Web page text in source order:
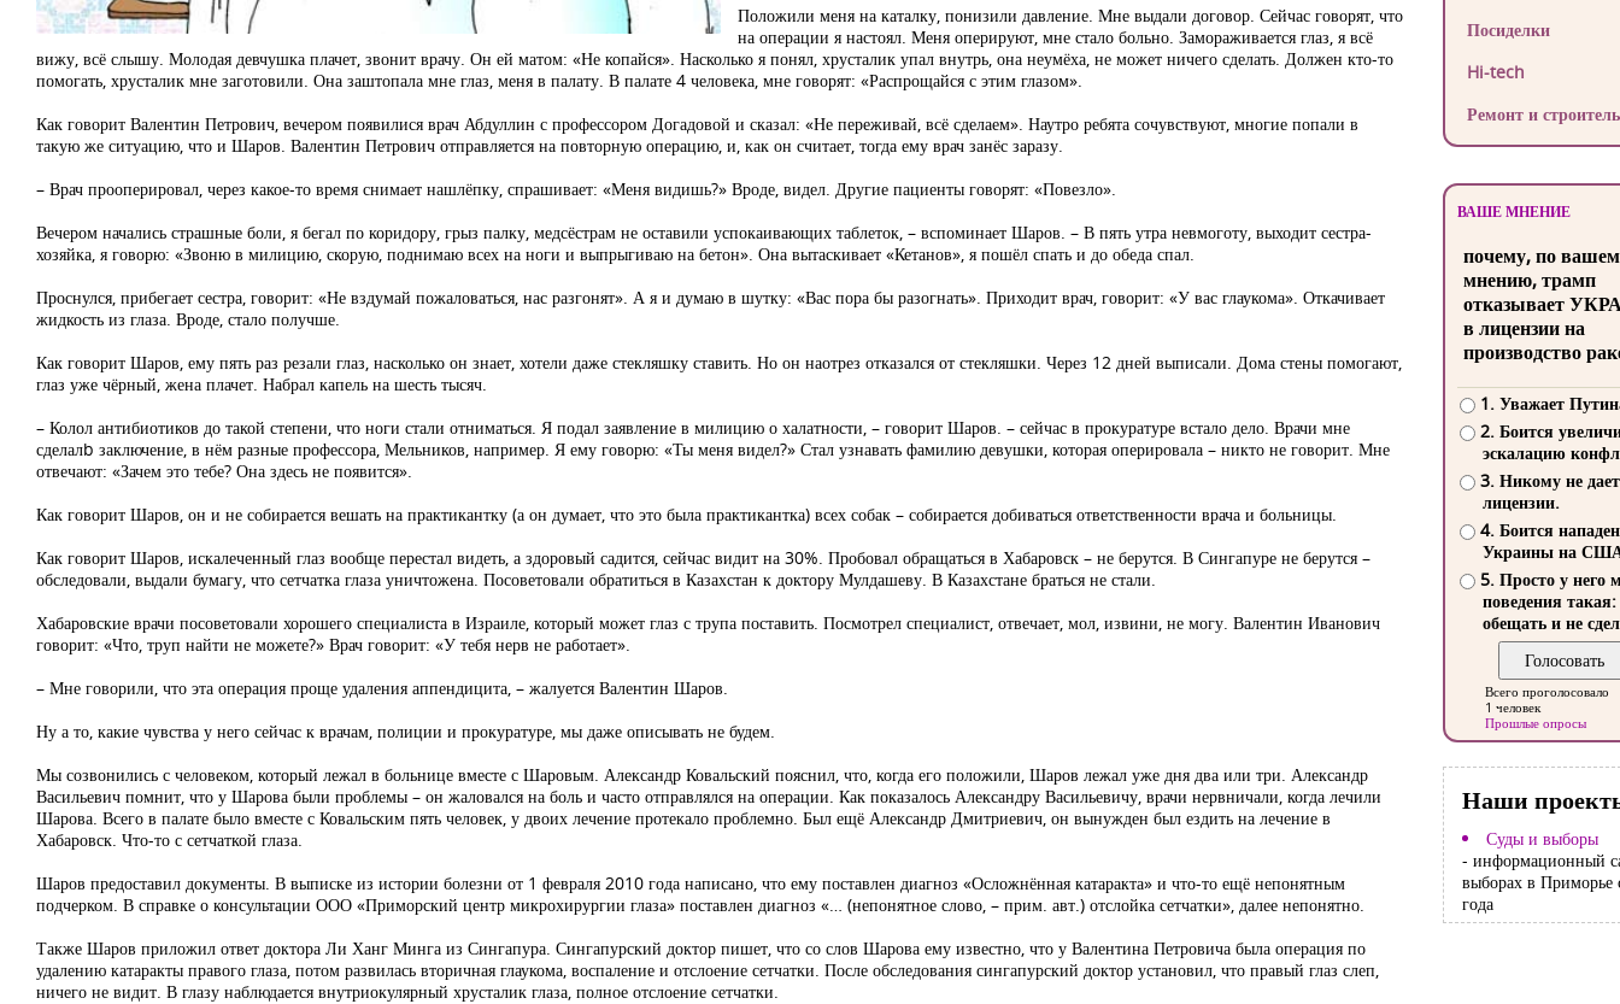
Положили меня на каталку, понизили давление. Мне выдали договор. Сейчас говорят, что
на операции я настоял. Меня оперируют, мне стало больно. Замораживается глаз, я всё
вижу, всё слышу. Молодая девчушка плачет, звонит врачу. Он ей матом: «Не копайся». Насколько я понял, хрусталик упал внутрь, она неумёха, не может ничего сделать. Должен кто-то
помогать, хрусталик мне заготовили. Она заштопала мне глаз, меня в палату. В палате 4 человека, мне говорят: «Распрощайся с этим глазом».
Как говорит Валентин Петрович, вечером появилися врач Абдуллин с профессором Догадовой и сказал: «Не переживай, всё сделаем». Наутро ребята сочувствуют, многие попали в
такую же ситуацию, что и Шаров. Валентин Петрович отправляется на повторную операцию, и, как он считает, тогда ему врач занёс заразу.
– Врач прооперировал, через какое-то время снимает нашлёпку, спрашивает: «Меня видишь?» Вроде, видел. Другие пациенты говорят: «Повезло».
Вечером начались страшные боли, я бегал по коридору, грыз палку, медсёстрам не оставили успокаивающих таблеток, – вспоминает Шаров. – В пять утра невмоготу, выходит сестра-
хозяйка, я говорю: «Звоню в милицию, скорую, поднимаю всех на ноги и выпрыгиваю на бетон». Она вытаскивает «Кетанов», я пошёл спать и до обеда спал.
Проснулся, прибегает сестра, говорит: «Не вздумай пожаловаться, нас разгонят». А я и думаю в шутку: «Вас пора бы разогнать». Приходит врач, говорит: «У вас глаукома». Откачивает
жидкость из глаза. Вроде, стало получше.
Как говорит Шаров, ему пять раз резали глаз, насколько он знает, хотели даже стекляшку ставить. Но он наотрез отказался от стекляшки. Через 12 дней выписали. Дома стены помогают,
глаз уже чёрный, жена плачет. Набрал капель на шесть тысяч.
– Колол антибиотиков до такой степени, что ноги стали отниматься. Я подал заявление в милицию о халатности, – говорит Шаров. – сейчас в прокуратуре встало дело. Врачи мне
сделалb заключение, в нём разные профессора, Мельников, например. Я ему говорю: «Ты меня видел?» Стал узнавать фамилию девушки, которая оперировала – никто не говорит. Мне
отвечают: «Зачем это тебе? Она здесь не появится».
Как говорит Шаров, он и не собирается вешать на практикантку (а он думает, что это была практикантка) всех собак – собирается добиваться ответственности врача и больницы.
Как говорит Шаров, искалеченный глаз вообще перестал видеть, а здоровый садится, сейчас видит на 30%. Пробовал обращаться в Хабаровск – не берутся. В Сингапуре не берутся –
обследовали, выдали бумагу, что сетчатка глаза уничтожена. Посоветовали обратиться в Казахстан к доктору Мулдашеву. В Казахстане браться не стали.
Хабаровские врачи посоветовали хорошего специалиста в Израиле, который может глаз с трупа поставить. Посмотрел специалист, отвечает, мол, извини, не могу. Валентин Иванович
говорит: «Что, труп найти не можете?» Врач говорит: «У тебя нерв не работает».
– Мне говорили, что эта операция проще удаления аппендицита, – жалуется Валентин Шаров.
Ну а то, какие чувства у него сейчас к врачам, полиции и прокуратуре, мы даже описывать не будем.
Мы созвонились с человеком, который лежал в больнице вместе с Шаровым. Александр Ковальский пояснил, что, когда его положили, Шаров лежал уже дня два или три. Александр
Васильевич помнит, что у Шарова были проблемы – он жаловался на боль и часто отправлялся на операции. Как показалось Александру Васильевичу, врачи нервничали, когда лечили
Шарова. Всего в палате было вместе с Ковальским пять человек, у двоих лечение протекало проблемно. Был ещё Александр Дмитриевич, он вынужден был ездить на лечение в
Хабаровск. Что-то с сетчаткой глаза.
Шаров предоставил документы. В выписке из истории болезни от 1 февраля 2010 года написано, что ему поставлен диагноз «Осложнённая катаракта» и что-то ещё непонятным
подчерком. В справке о консультации ООО «Приморский центр микрохирургии глаза» поставлен диагноз «… (непонятное слово, – прим. авт.) отслойка сетчатки», далее непонятно.
Также Шаров приложил ответ доктора Ли Ханг Минга из Сингапура. Сингапурский доктор пишет, что со слов Шарова ему известно, что у Валентина Петровича была операция по
удалению катаракты правого глаза, потом развилась вторичная глаукома, воспаление и отслоение сетчатки. После обследования сингапурский доктор установил, что правый глаз слеп,
ничего не видит. В глазу наблюдается внутриокулярный хрусталик глаза, полное отслоение сетчатки.
Посиделки
Hi-tech
Ремонт и
ВАШЕ МНЕНИЕ
почему, по
мнению, трамп
отказывает
в лицензии на
производство
1. Уважает
2. Боится
эскалацию
3. Никому не
лицензии.
4. Боится
Украины на
5. Просто у него
поведения такая:
обещать и не
Всего проголосовало
1 человек
Прошлые опросы
Наши
Суды и выборы
- информационный
выборах в Приморье
года